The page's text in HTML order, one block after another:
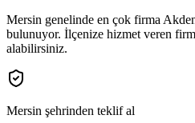
Mersin genelinde en çok firma
bulunuyor. İlçenize hizmet veren
alabilirsiniz.
Mersin şehrinden teklif al